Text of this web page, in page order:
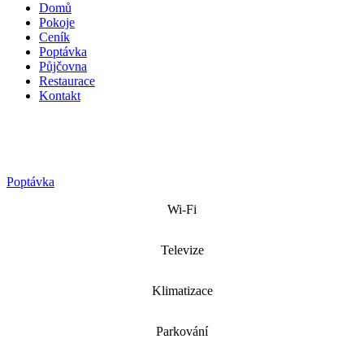
Domů
Pokoje
Ceník
Poptávka
Půjčovna
Restaurace
Kontakt
Poptávka
Wi-Fi
Televize
Klimatizace
Parkování